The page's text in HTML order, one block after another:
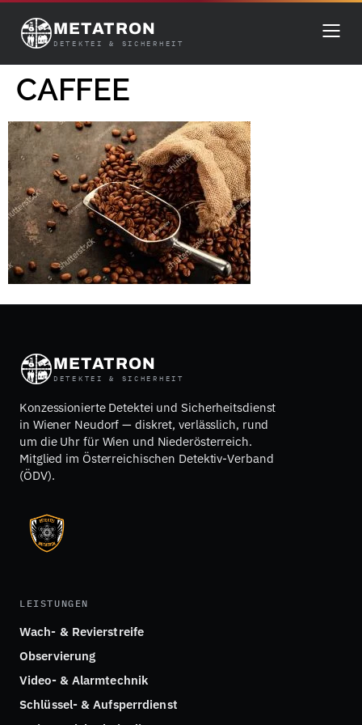
METATRON
DETEKTEI & SICHERHEIT
CAFFEE
METATRON
DETEKTEI & SICHERHEIT
Konzessionierte Detektei und Sicherheitsdienst
in Wiener Neudorf — diskret, verlässlich, rund
um die Uhr für Wien und Niederösterreich.
Mitglied im Österreichischen Detektiv-Verband
(ÖDV).
LEISTUNGEN
Wach- & Revierstreife
Observierung
Video- & Alarmtechnik
Schlüssel- & Aufsperrdienst